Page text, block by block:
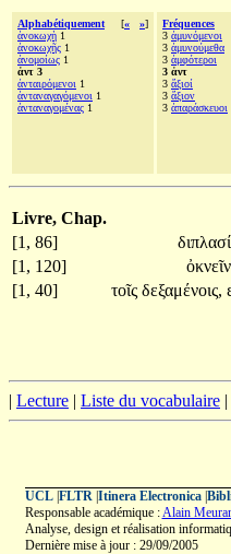
Alphabétiquement [« »]
ἀνοκωχὴ 1
ἀνοκωχῆς 1
ἀνομοίως 1
ἀντ 3
ἀνταιρόμενοι 1
ἀνταναγαγόμενοι 1
ἀνταναγομένας 1
Fréquences
3 ἀμυνόμενοι
3 ἀμυνούμεθα
3 ἀμφότεροι
3 ἀντ
3 ἄξιοί
3 ἄξιον
3 ἀπαράσκευοι
Livre, Chap.
[1, 86]
[1, 120]
ὀκνεῖν
[1, 40]
τοῖς δεξαμένοις,
| Lecture | Liste du vocabulaire |
UCL| FLTR| Itinera Electronica|
Responsable académique :Alain
Analyse, design et réalisation
Dernière mise à jour : 29/09/2005